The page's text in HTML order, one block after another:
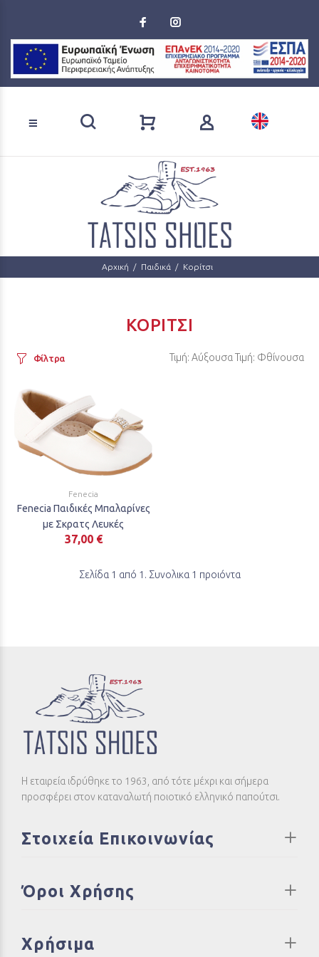
Αρχική Παιδικά Κορίτσι
ΚΟΡΊΤΣΙ
Φίλτρα Τιμή: Αύξουσα Τιμή: Φθίνουσα
Fenecia
Fenecia Παιδικές Μπαλαρίνες
με Σκρατς Λευκές
37,00 €
Σελίδα 1 από 1. Συνολικα 1 προιόντα
Η εταιρεία ιδρύθηκε το 1963, από τότε μέχρι και σήμερα
προσφέρει στον καταναλωτή ποιοτικό ελληνικό παπούτσι.
Στοιχεία Επικοινωνίας
Όροι Χρήσης
Χρήσιμα